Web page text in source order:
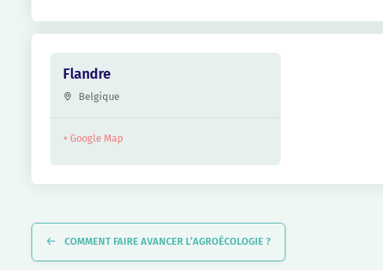
Flandre
Belgique
+ Google Map
Évènement
COMMENT FAIRE AVANCER L’AGROÉCOLOGIE ?